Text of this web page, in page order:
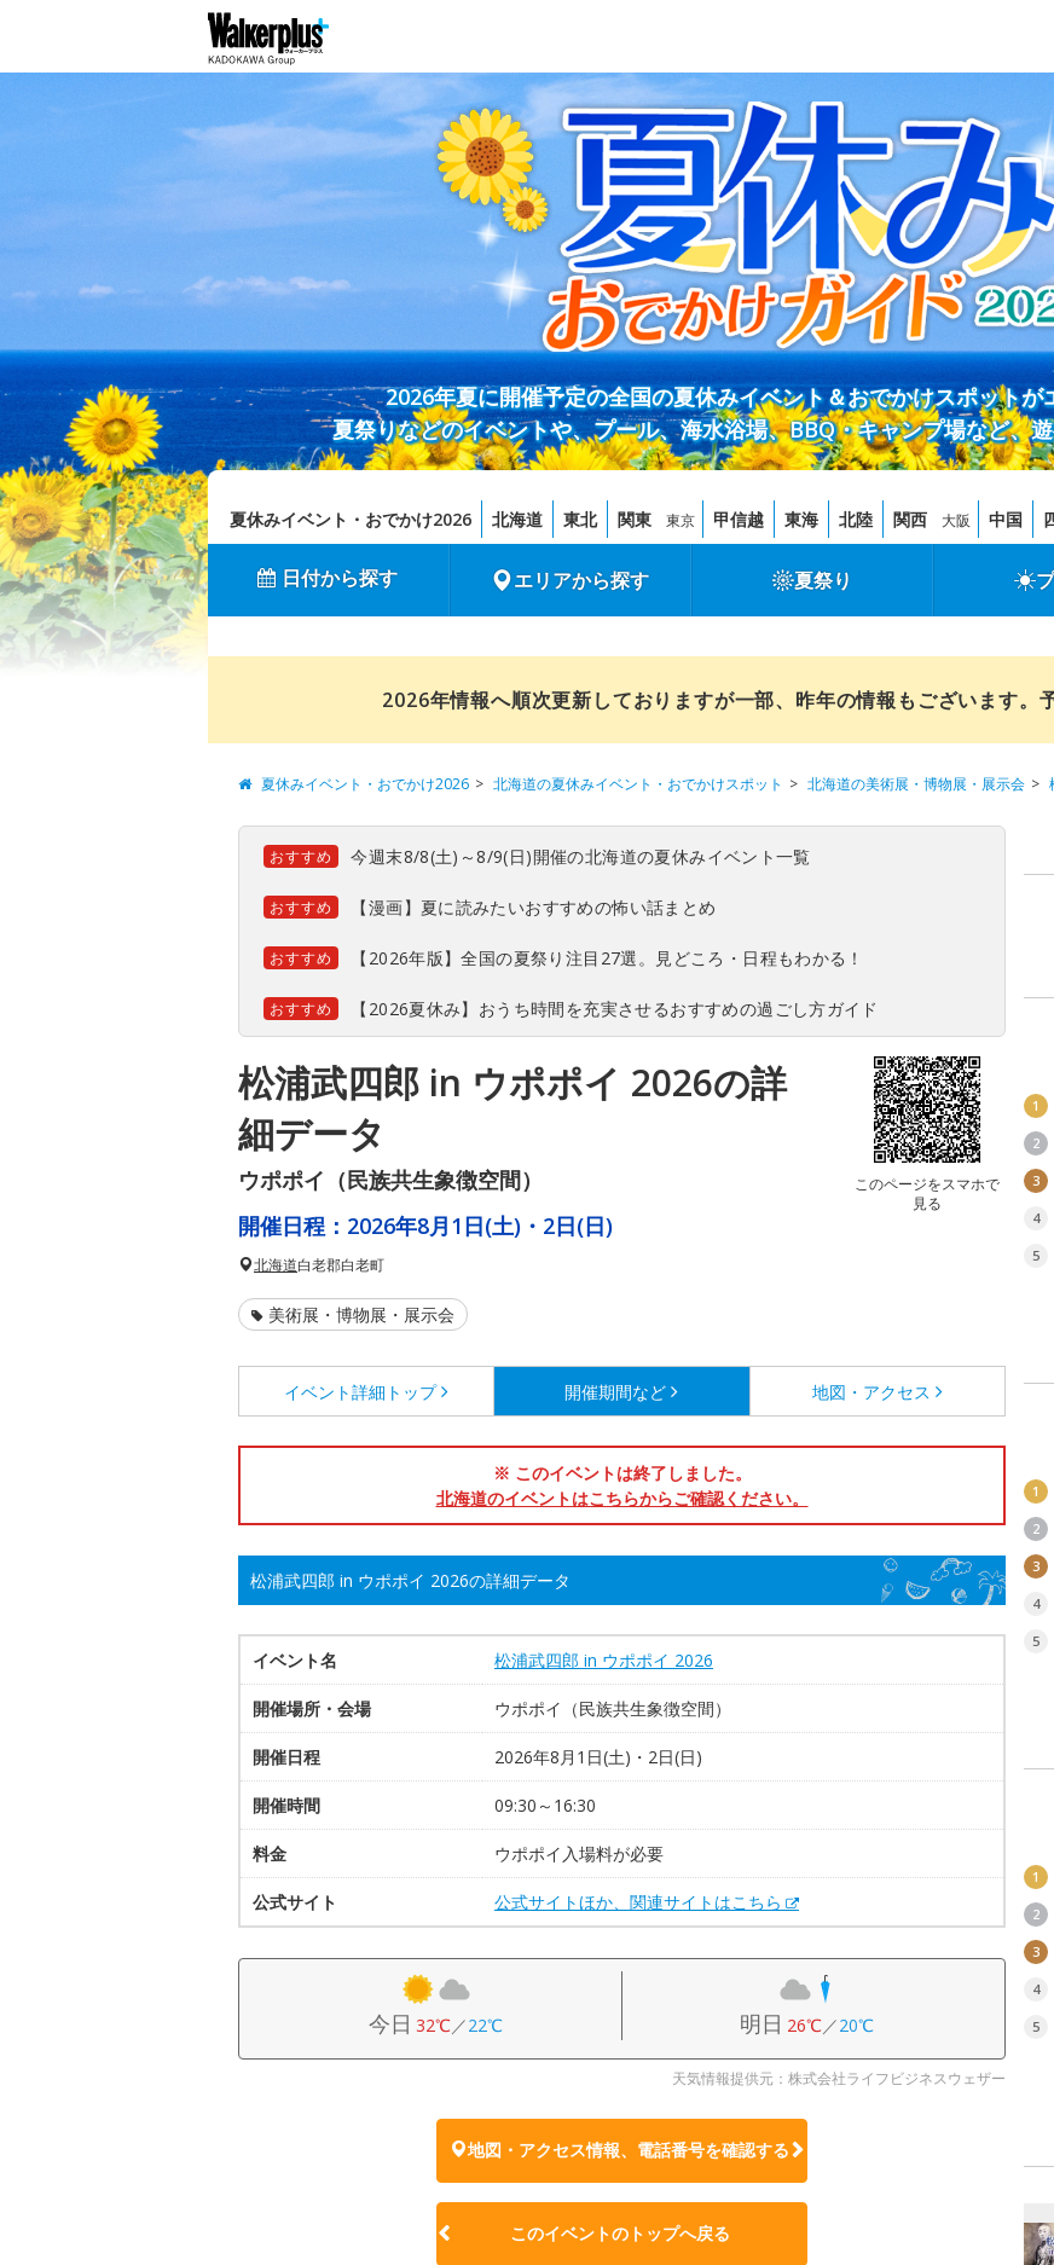
2026年夏に開催予定の全国の夏休みイベント＆おでかけスポットが
夏祭りなどのイベントや、プール、海水浴場、BBQ・キャンプ場など、
夏休みイベント・おでかけ2026 北海道 東北 関東 東京 甲信越 東海 北陸 関西 大阪 中国
日付から探す エリアから探す 夏祭り
2026年情報へ順次更新しておりますが一部、昨年の情報もございます。
夏休みイベント・おでかけ2026 北海道の夏休みイベント・おでかけスポット 北海道の美術展・博物展・展示会
おすすめ 今週末8/8(土)～8/9(日)開催の北海道の夏休みイベント一覧
おすすめ 【漫画】夏に読みたいおすすめの怖い話まとめ
おすすめ 【2026年版】全国の夏祭り注目27選。見どころ・日程もわかる！
おすすめ 【2026夏休み】おうち時間を充実させるおすすめの過ごし方ガイド
松浦武四郎 in ウポポイ 2026の詳
細データ
ウポポイ（民族共生象徴空間）
このページをスマホで
見る
開催日程： 2026年8月1日(土)・2日(日)
北海道白老郡白老町
美術展・博物展・展示会
イベント詳細 トップ 開催期間など 地図・アクセス
※ このイベントは終了しました。
北海道のイベントはこちらからご確認ください。
松浦武四郎 in ウポポイ 2026の詳細データ
イベント名 松浦武四郎 in ウポポイ 2026
開催場所・会場 ウポポイ（民族共生象徴空間）
開催日程 2026年8月1日(土)・2日(日)
開催時間 09:30～16:30
料金 ウポポイ入場料が必要
公式サイト 公式サイトほか、関連サイトはこちら
今日 32℃／22℃ 明日 26℃／20℃
天気情報提供元：株式会社ライフビジネスウェザー
地図・アクセス情報、電話番号を確認する
このイベントのトップへ戻る
1
2
3
4
5
1
2
3
4
5
1
2
3
4
5